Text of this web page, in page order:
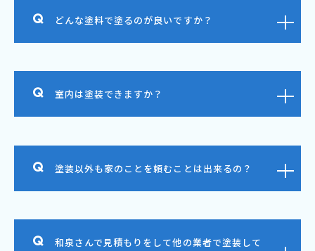
どんな塗料で塗るのが良いですか？
室内は塗装できますか？
塗装以外も家のことを頼むことは出来るの？
和泉さんで見積もりをして他の業者で塗装して